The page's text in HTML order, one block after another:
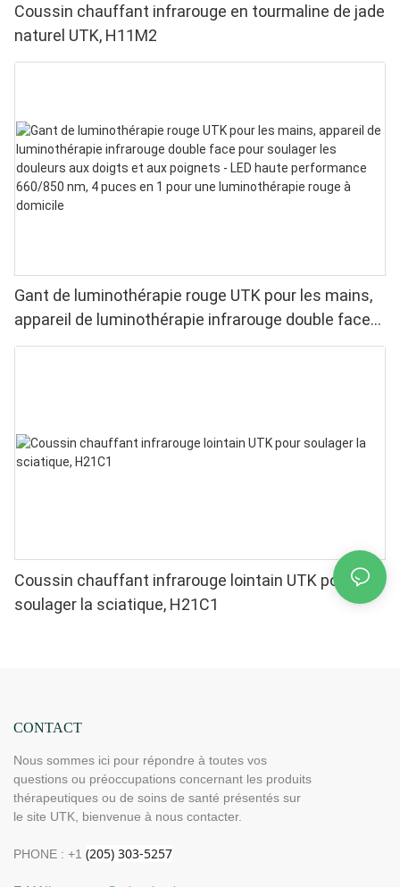
Coussin chauffant infrarouge en tourmaline de jade
naturel UTK, H11M2
Gant de luminothérapie rouge UTK pour les mains,
appareil de luminothérapie infrarouge double face
pour soulager les douleurs aux doigts et aux
Coussin chauffant infrarouge lointain UTK pour
soulager la sciatique, H21C1
CONTACT
Nous sommes ici pour répondre à toutes vos
questions ou préoccupations concernant les produits
thérapeutiques ou de soins de santé présentés sur
le site UTK, bienvenue à nous contacter.
PHONE : +1